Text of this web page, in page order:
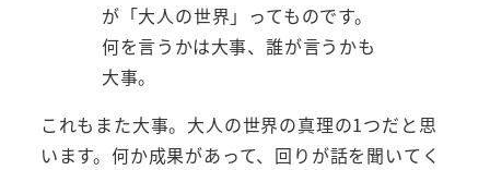
が「大人の世界」ってものです。
何を言うかは大事、誰が言うかも
大事。
これもまた大事。大人の世界の真理の1つだと思
います。何か成果があって、回りが話を聞いてく